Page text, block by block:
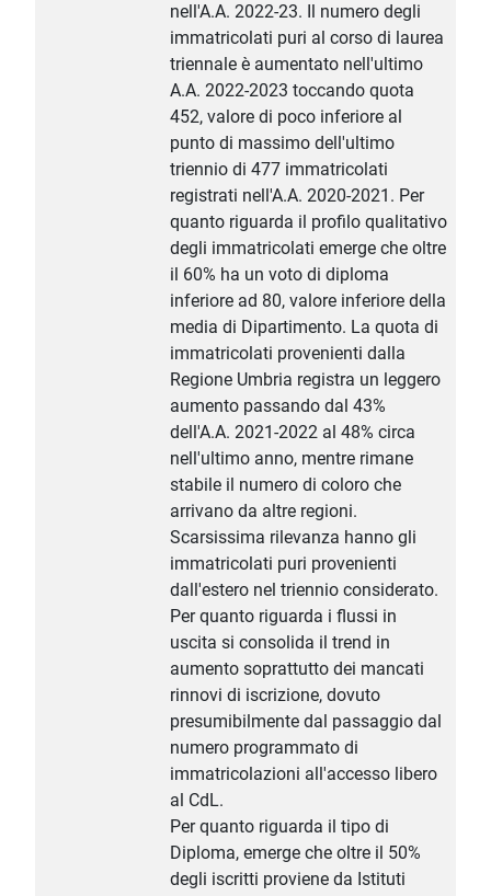
nell'A.A. 2022-23. Il numero degli
immatricolati puri al corso di laurea
triennale è aumentato nell'ultimo
A.A. 2022-2023 toccando quota
452, valore di poco inferiore al
punto di massimo dell'ultimo
triennio di 477 immatricolati
registrati nell'A.A. 2020-2021. Per
quanto riguarda il profilo qualitativo
degli immatricolati emerge che oltre
il 60% ha un voto di diploma
inferiore ad 80, valore inferiore della
media di Dipartimento. La quota di
immatricolati provenienti dalla
Regione Umbria registra un leggero
aumento passando dal 43%
dell'A.A. 2021-2022 al 48% circa
nell'ultimo anno, mentre rimane
stabile il numero di coloro che
arrivano da altre regioni.
Scarsissima rilevanza hanno gli
immatricolati puri provenienti
dall'estero nel triennio considerato.
Per quanto riguarda i flussi in
uscita si consolida il trend in
aumento soprattutto dei mancati
rinnovi di iscrizione, dovuto
presumibilmente dal passaggio dal
numero programmato di
immatricolazioni all'accesso libero
al CdL.
Per quanto riguarda il tipo di
Diploma, emerge che oltre il 50%
degli iscritti proviene da Istituti